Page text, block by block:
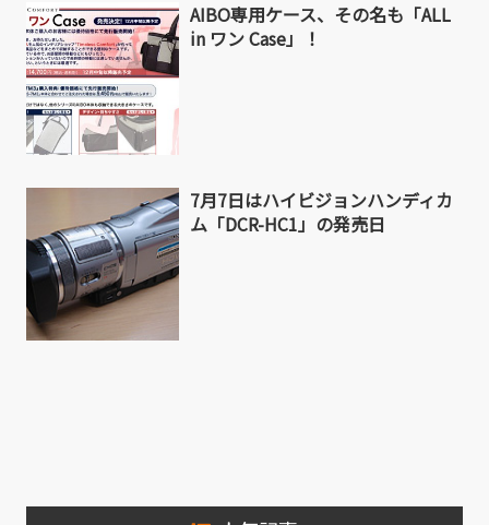
AIBO専用ケース、その名も「ALL
in ワン Case」！
7月7日はハイビジョンハンディカ
ム「DCR-HC1」の発売日